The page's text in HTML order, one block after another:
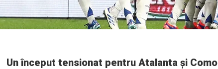
Un început tensionat pentru Atalanta și Como